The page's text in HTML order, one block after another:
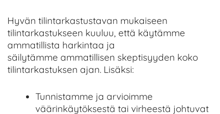
Hyvän tilintarkastustavan mukaiseen
tilintarkastukseen kuuluu, että käytämme
ammatillista harkintaa ja
säilytämme ammatillisen skeptisyyden koko
tilintarkastuksen ajan. Lisäksi:
Tunnistamme ja arvioimme
väärinkäytöksestä tai virheestä johtuvat